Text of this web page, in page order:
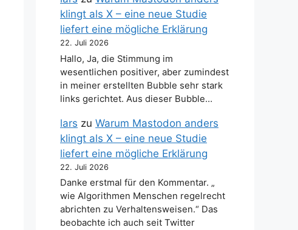
klingt als X – eine neue Studie
liefert eine mögliche Erklärung
22. Juli 2026
Hallo, Ja, die Stimmung im
wesentlichen positiver, aber zumindest
in meiner erstellten Bubble sehr stark
links gerichtet. Aus dieser Bubble…
lars zu Warum Mastodon anders
klingt als X – eine neue Studie
liefert eine mögliche Erklärung
22. Juli 2026
Danke erstmal für den Kommentar. „
wie Algorithmen Menschen regelrecht
abrichten zu Verhaltensweisen.“ Das
beobachte ich auch seit Twitter